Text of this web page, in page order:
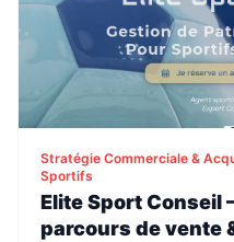
Stratégie Commerciale &
Sportifs
Elite Sport
parcours de vente